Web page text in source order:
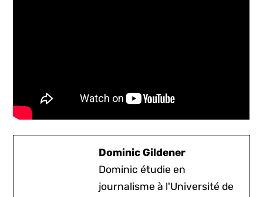
Dominic Gildener
Dominic étudie en
journalisme à l'Université de